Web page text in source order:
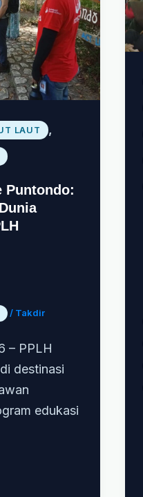
LAUT
Puntondo:
/ Takdir
– PPLH
destinasi
edukasi